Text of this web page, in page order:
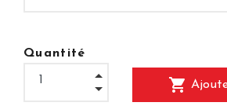
Quantité
shopping_cart